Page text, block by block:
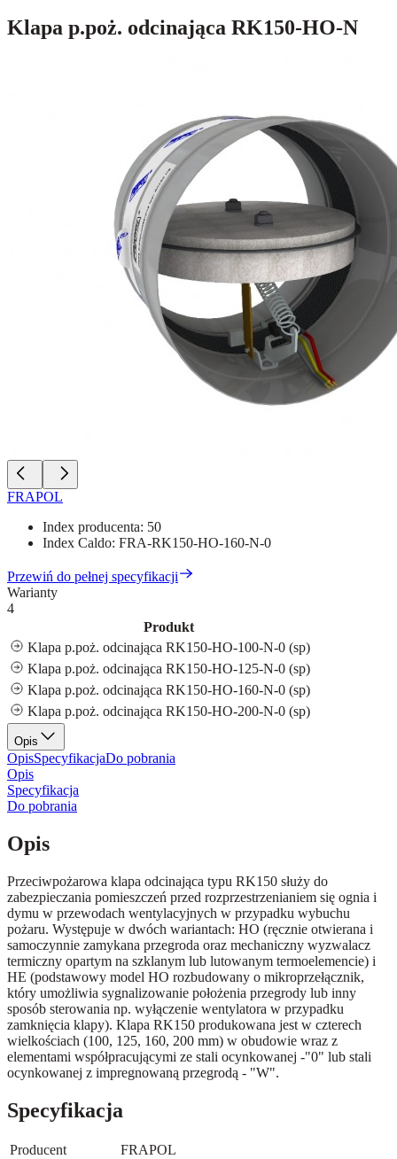
Klapa p.poż. odcinająca RK150-HO-N
FRAPOL
Index producenta: 50
Index Caldo: FRA-RK150-HO-160-N-0
Przewiń do pełnej specyfikacji
Warianty
4
Produkt
Klapa p.poż. odcinająca RK150-HO-100-N-0 (sp)
Klapa p.poż. odcinająca RK150-HO-125-N-0 (sp)
Klapa p.poż. odcinająca RK150-HO-160-N-0 (sp)
Klapa p.poż. odcinająca RK150-HO-200-N-0 (sp)
Opis
OpisSpecyfikacjaDo pobrania
Opis
Specyfikacja
Do pobrania
Opis
Przeciwpożarowa klapa odcinająca typu RK150 służy do
zabezpieczania pomieszczeń przed rozprzestrzenianiem się ognia i
dymu w przewodach wentylacyjnych w przypadku wybuchu
pożaru. Występuje w dwóch wariantach: HO (ręcznie otwierana i
samoczynnie zamykana przegroda oraz mechaniczny wyzwalacz
termiczny opartym na szklanym lub lutowanym termoelemencie) i
HE (podstawowy model HO rozbudowany o mikroprzełącznik,
który umożliwia sygnalizowanie położenia przegrody lub inny
sposób sterowania np. wyłączenie wentylatora w przypadku
zamknięcia klapy). Klapa RK150 produkowana jest w czterech
wielkościach (100, 125, 160, 200 mm) w obudowie wraz z
elementami współpracującymi ze stali ocynkowanej -"0" lub stali
ocynkowanej z impregnowaną przegrodą - "W".
Specyfikacja
Producent
FRAPOL